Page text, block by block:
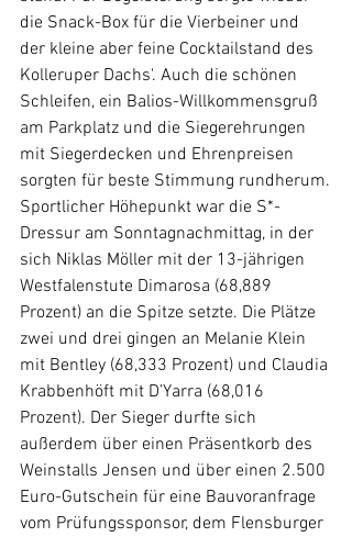
die Snack-Box für die Vierbeiner und
der kleine aber feine Cocktailstand des
Kolleruper Dachs'. Auch die schönen
Schleifen, ein Balios-Willkommensgruß
am Parkplatz und die Siegerehrungen
mit Siegerdecken und Ehrenpreisen
sorgten für beste Stimmung rundherum.
Sportlicher Höhepunkt war die S*-
Dressur am Sonntagnachmittag, in der
sich Niklas Möller mit der 13-jährigen
Westfalenstute Dimarosa (68,889
Prozent) an die Spitze setzte. Die Plätze
zwei und drei gingen an Melanie Klein
mit Bentley (68,333 Prozent) und Claudia
Krabbenhöft mit D’Yarra (68,016
Prozent). Der Sieger durfte sich
außerdem über einen Präsentkorb des
Weinstalls Jensen und über einen 2.500
Euro-Gutschein für eine Bauvoranfrage
vom Prüfungssponsor, dem Flensburger